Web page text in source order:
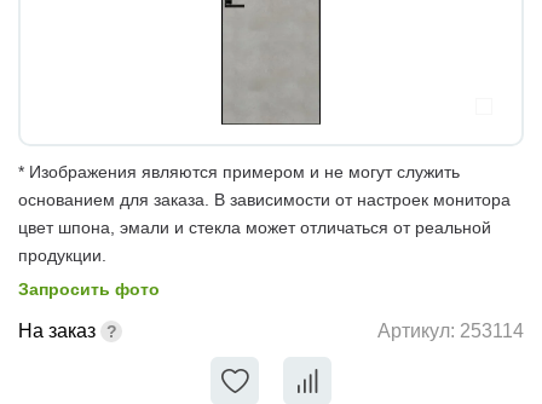
* Изображения являются примером и не могут служить
основанием для заказа. В зависимости от настроек монитора
цвет шпона, эмали и стекла может отличаться от реальной
продукции.
Запросить фото
На заказ Артикул: 253114